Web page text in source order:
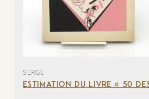
SERGE
ESTIMATION DU LIVRE « 50